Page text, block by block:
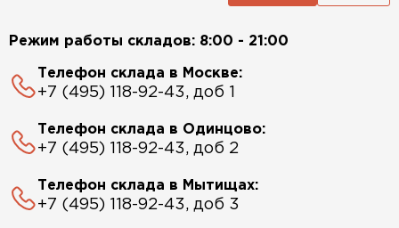
Режим работы складов: 8:00 - 21:00
Телефон склада в Москве:
+7 (495) 118-92-43, доб 1
Телефон склада в Одинцово:
+7 (495) 118-92-43, доб 2
Телефон склада в Мытищах:
+7 (495) 118-92-43, доб 3